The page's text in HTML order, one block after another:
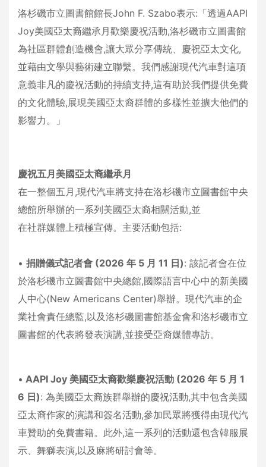
洛杉磯市立圖書館館長John F. Szabo表示:「透過AAPI
Joy美國亞太裔繼承月歡樂慶祝活動,洛杉磯市立圖書館
為社區群體創造機會,讓大眾分享傳統、慶祝亞太文化,
並藉由文學與藝術建立聯繫。我們感謝現代汽車對這項
意義非凡的慶祝活動的持續支持,這有助於我們提供免費
的文化體驗,展現美國亞太裔群體的多樣性並擴大他們的
影響力。」
慶祝五月美國亞太裔繼承月
在一整個五月,現代汽車將支持在洛杉磯市立圖書館中央
總館所舉辦的一系列美國亞太裔相關活動,並
在社群媒體上積極宣傳。主要活動包括:
• 捐贈儀式記者會 (2026 年 5 月 11 日): 該記者會在位
於洛杉磯市立圖書館中央總館,國際語言中心中的新美國
人中心(New Americans Center)舉辦。現代汽車的企
業社會責任總監,以及洛杉磯圖書館基金會和洛杉磯市立
圖書館的代表將發表演講,並接受亞裔媒體專訪。
• AAPI Joy 美國亞太裔歡樂慶祝活動 (2026 年 5 月 1
6 日): 為美國亞太裔族群舉辦的慶祝活動,其中包含美國
亞太裔作家的演講和簽名活動,參加民眾將獲得由現代汽
車贊助的免費書籍。此外,這一系列的活動還包含韓服展
示、舞獅表演,以及麻將研討會等。